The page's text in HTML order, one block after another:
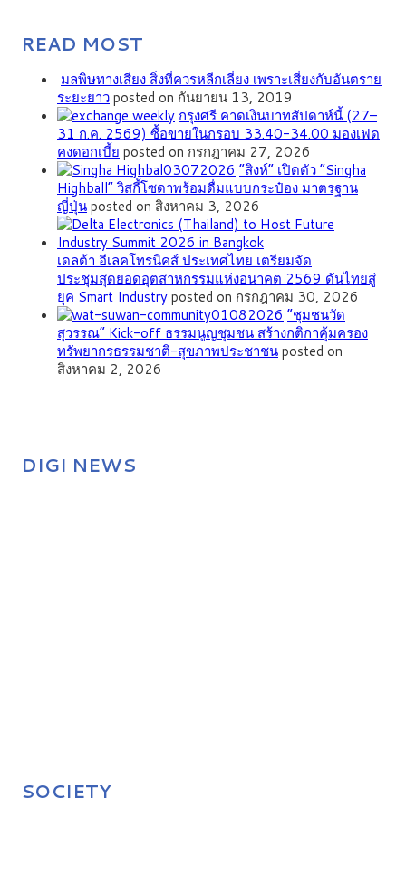
READ MOST
มลพิษทางเสียง สิ่งที่ควรหลีกเลี่ยง เพราะเสี่ยงกับอันตราย
ระยะยาวposted on กันยายน 13, 2019
กรุงศรี คาดเงินบาทสัปดาห์นี้ (27–
31 ก.ค. 2569) ซื้อขายในกรอบ 33.40-34.00 มองเฟด
คงดอกเบี้ย posted on กรกฎาคม 27, 2026
“สิงห์” เปิดตัว “Singha
Highball” วิสกี้โซดาพร้อมดื่มแบบกระป๋อง มาตรฐาน
ญี่ปุ่นposted on สิงหาคม 3, 2026
เดลต้า อีเลคโทรนิคส์ ประเทศไทย เตรียมจัด
ประชุมสุดยอดอุตสาหกรรมแห่งอนาคต 2569 ดันไทยสู่
ยุค Smart Industryposted on กรกฎาคม 30, 2026
”ชุมชนวัด
สุวรรณ” Kick-off ธรรมนูญชุมชน สร้างกติกาคุ้มครอง
ทรัพยากรธรรมชาติ-สุขภาพประชาชนposted on
สิงหาคม 2, 2026
DIGI NEWS
SOCIETY